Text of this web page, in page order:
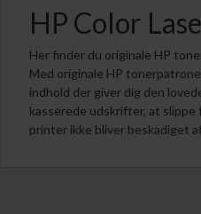
HP Color
Her finder du originale HP
Med originale HP
indhold der giver dig den
kasserede udskrifter, at
printer ikke bliver beskadiget